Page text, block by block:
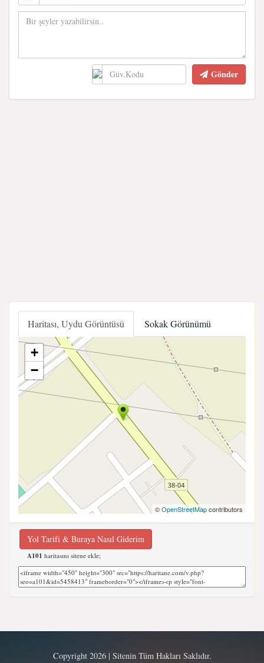
Gönder
Haritası, Uydu Görüntüsü Sokak Görünümü
+
−
©OpenStreetMapcontributors
Yol Tarifi & Buraya Nasıl Giderim
A101 haritasını sitene ekle;
Copyright 2026 | Sitenin Tüm Hakları Saklıdır.